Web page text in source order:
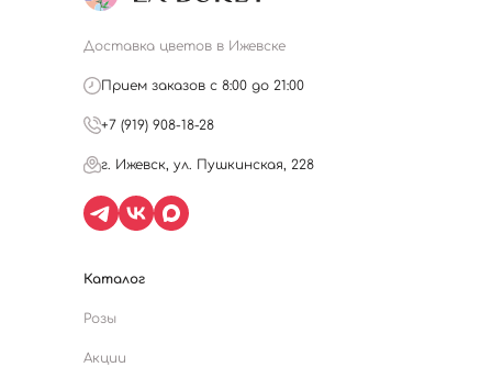
Доставка цветов в Ижевске
Прием заказов с 8:00 до 21:00
+7 (919) 908-18-28
г. Ижевск, ул. Пушкинская, 228
Каталог
Розы
Акции